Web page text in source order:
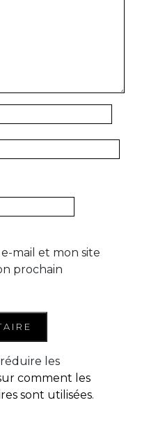
mail et mon site
prochain
les
comment les
sont utilisées.